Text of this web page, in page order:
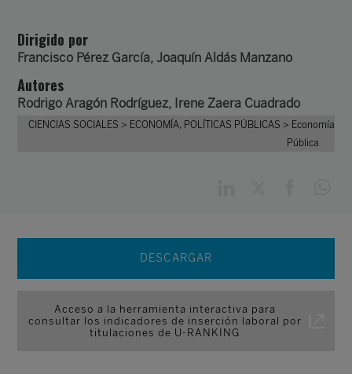
Dirigido por
Francisco Pérez García, Joaquín Aldás Manzano
Autores
Rodrigo Aragón Rodríguez, Irene Zaera Cuadrado
CIENCIAS SOCIALES > ECONOMÍA, POLÍTICAS PÚBLICAS > Economía
Pública
DESCARGAR
Acceso a la herramienta interactiva para
consultar los indicadores de inserción laboral por
titulaciones de U-RANKING